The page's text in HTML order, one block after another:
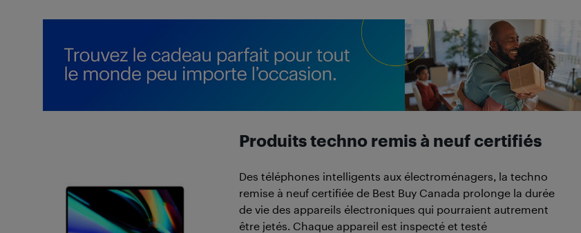
Produits techno remis à neuf certifiés
Des téléphones intelligents aux électroménagers, la techno
remise à neuf certifiée de Best Buy Canada prolonge la durée
de vie des appareils électroniques qui pourraient autrement
être jetés. Chaque appareil est inspecté et testé